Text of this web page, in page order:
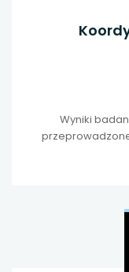
Wyniki